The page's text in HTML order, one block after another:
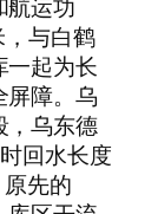
航运功
与白鹤
一起为长
屏障。乌
，乌东德
回水长度
先的